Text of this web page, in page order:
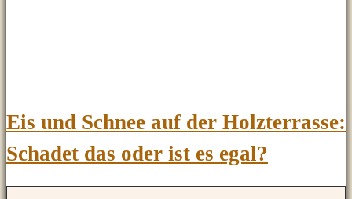
Eis und Schnee auf der Holzterrasse:
Schadet das oder ist es egal?